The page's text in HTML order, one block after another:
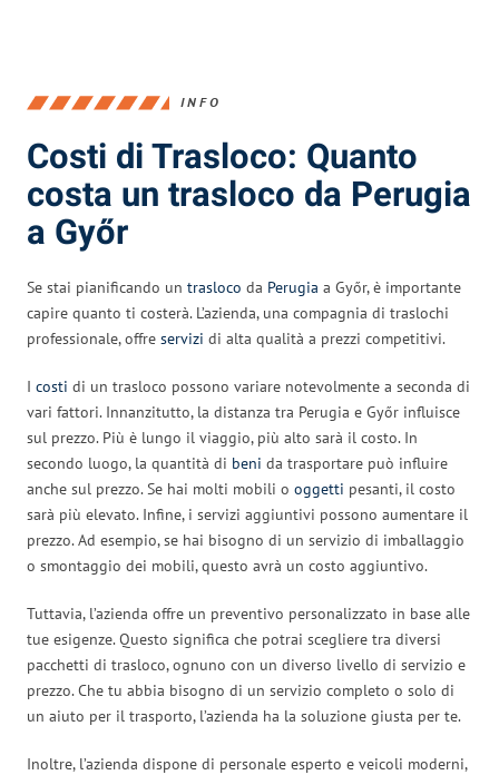
INFO
Costi di Trasloco: Quanto
costa un trasloco da Perugia
a Győr
Se stai pianificando un trasloco da Perugia a Győr, è importante
capire quanto ti costerà. L’azienda, una compagnia di traslochi
professionale, offre servizi di alta qualità a prezzi competitivi.
I costi di un trasloco possono variare notevolmente a seconda di
vari fattori. Innanzitutto, la distanza tra Perugia e Győr influisce
sul prezzo. Più è lungo il viaggio, più alto sarà il costo. In
secondo luogo, la quantità di beni da trasportare può influire
anche sul prezzo. Se hai molti mobili o oggetti pesanti, il costo
sarà più elevato. Infine, i servizi aggiuntivi possono aumentare il
prezzo. Ad esempio, se hai bisogno di un servizio di imballaggio
o smontaggio dei mobili, questo avrà un costo aggiuntivo.
Tuttavia, l’azienda offre un preventivo personalizzato in base alle
tue esigenze. Questo significa che potrai scegliere tra diversi
pacchetti di trasloco, ognuno con un diverso livello di servizio e
prezzo. Che tu abbia bisogno di un servizio completo o solo di
un aiuto per il trasporto, l’azienda ha la soluzione giusta per te.
Inoltre, l’azienda dispone di personale esperto e veicoli moderni,